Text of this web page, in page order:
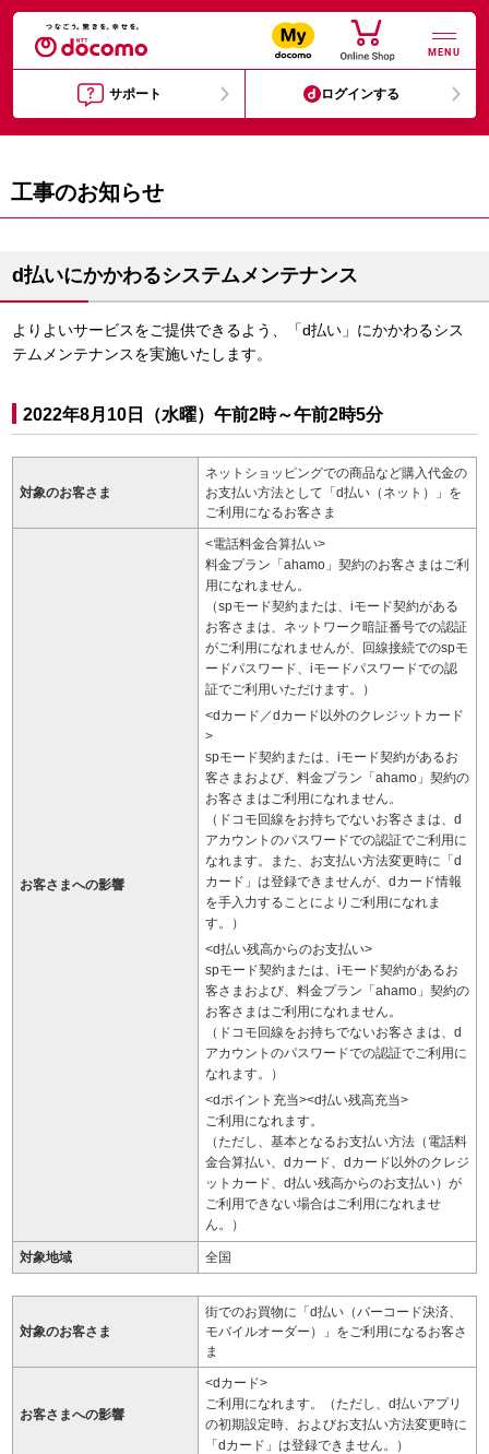
MENU
サポート ログインする
工事のお知らせ
d払いにかかわるシステムメンテナンス
よりよいサービスをご提供できるよう、「d払い」にかかわるシス
テムメンテナンスを実施いたします。
2022年8月10日（水曜）午前2時～午前2時5分
対象のお客さま
ネットショッピングでの商品など購入代金の
お支払い方法として「d払い（ネット）」を
ご利用になるお客さま
お客さまへの影響
<電話料金合算払い>
料金プラン「ahamo」契約のお客さまはご利
用になれません。
（spモード契約または、iモード契約がある
お客さまは、ネットワーク暗証番号での認証
がご利用になれませんが、回線接続でのspモ
ードパスワード、iモードパスワードでの認
証でご利用いただけます。）
<dカード／dカード以外のクレジットカード
>
spモード契約または、iモード契約があるお
客さまおよび、料金プラン「ahamo」契約の
お客さまはご利用になれません。
（ドコモ回線をお持ちでないお客さまは、d
アカウントのパスワードでの認証でご利用に
なれます。また、お支払い方法変更時に「d
カード」は登録できませんが、dカード情報
を手入力することによりご利用になれま
す。）
<d払い残高からのお支払い>
spモード契約または、iモード契約があるお
客さまおよび、料金プラン「ahamo」契約の
お客さまはご利用になれません。
（ドコモ回線をお持ちでないお客さまは、d
アカウントのパスワードでの認証でご利用に
なれます。）
<dポイント充当><d払い残高充当>
ご利用になれます。
（ただし、基本となるお支払い方法（電話料
金合算払い、dカード、dカード以外のクレジ
ットカード、d払い残高からのお支払い）が
ご利用できない場合はご利用になれませ
ん。）
対象地域 全国
対象のお客さま
街でのお買物に「d払い（バーコード決済、
モバイルオーダー）」をご利用になるお客さ
ま
お客さまへの影響
<dカード>
ご利用になれます。（ただし、d払いアプリ
の初期設定時、およびお支払い方法変更時に
「dカード」は登録できません。）